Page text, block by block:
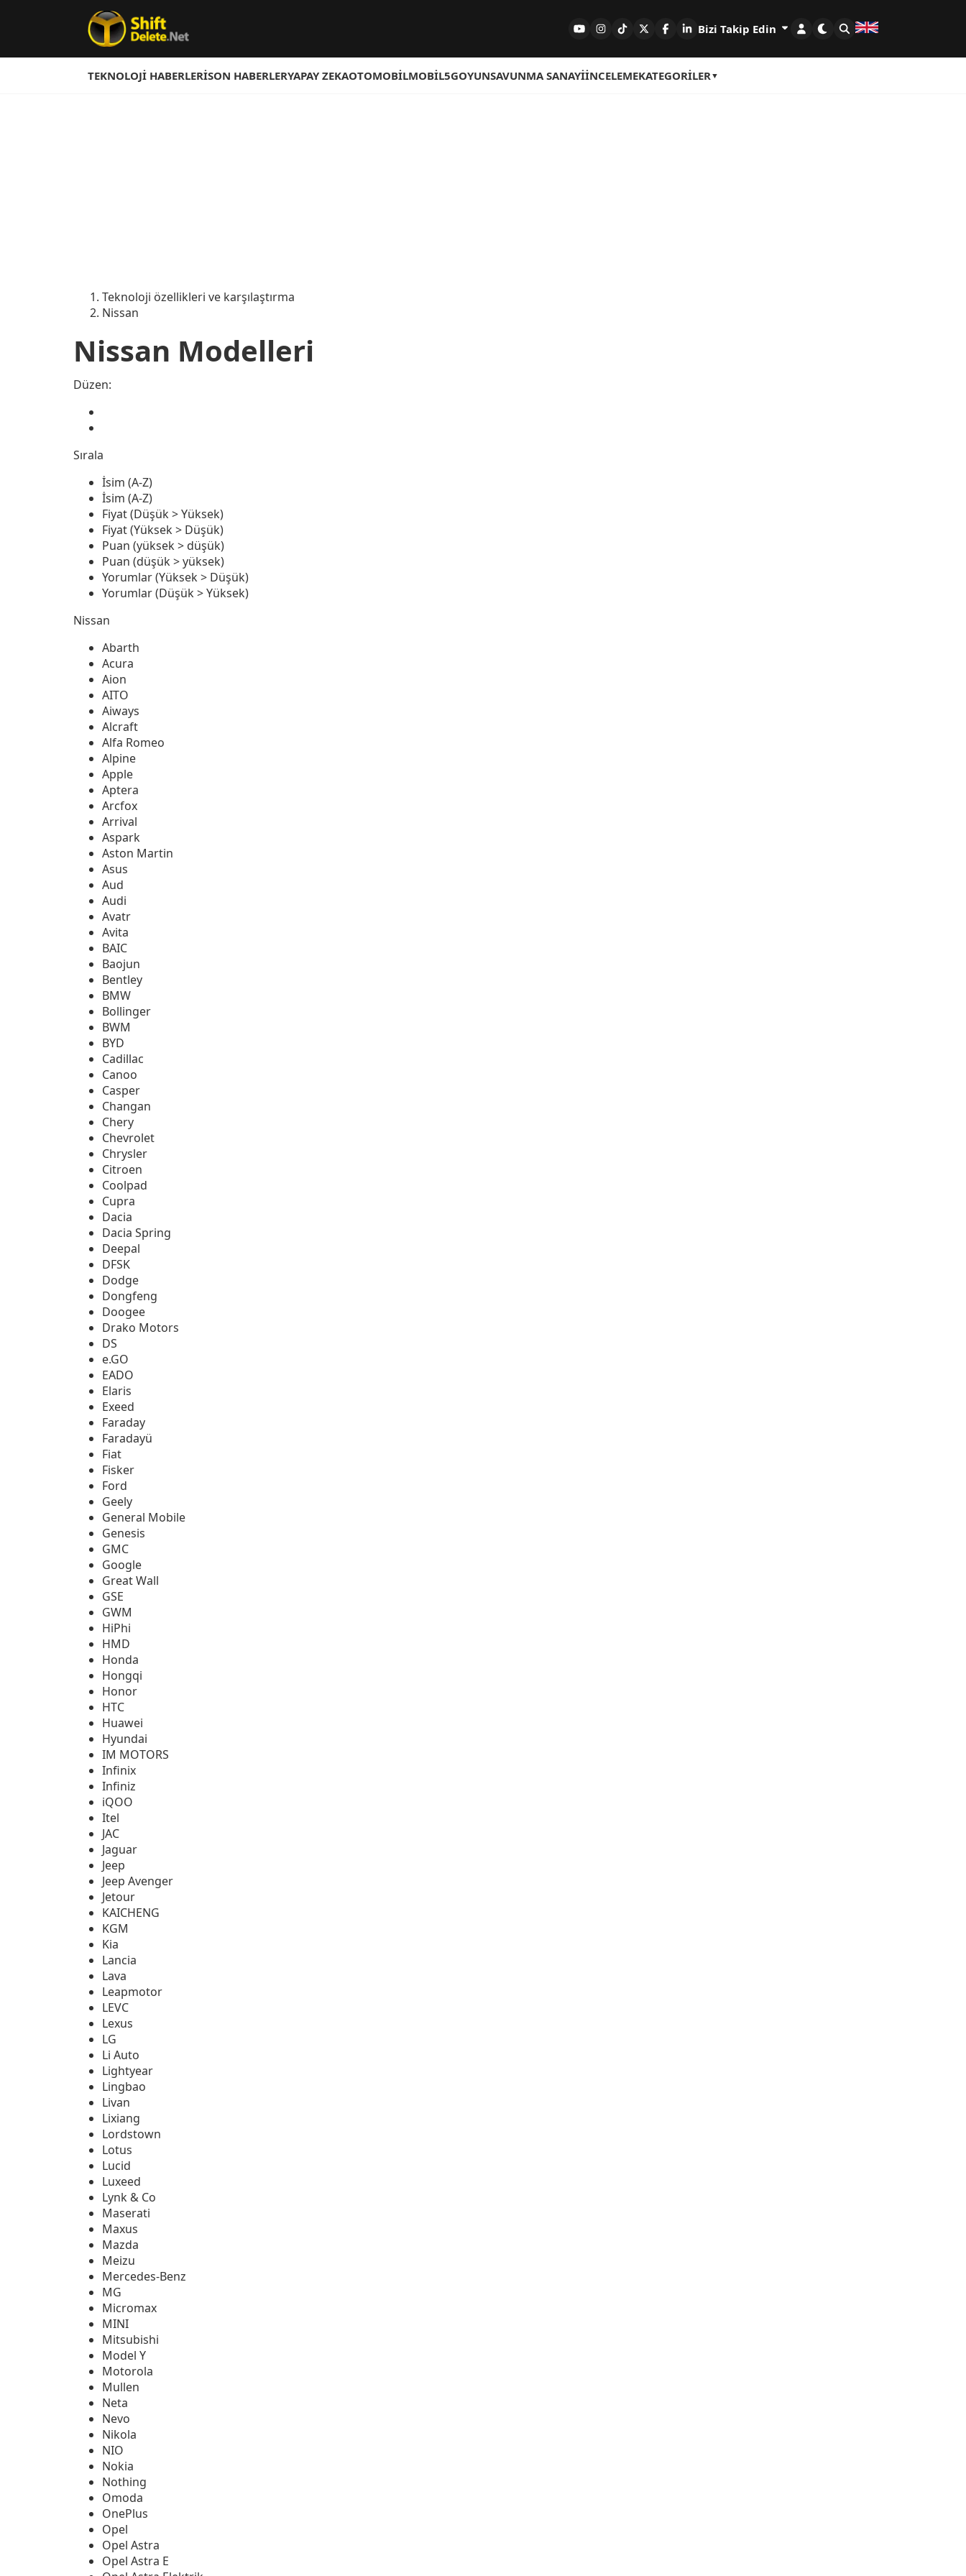
Bizi Takip Edin
TEKNOLOJI HABERLERISON HABERLERYAPAY ZEKAOTOMOBILMOBIL5GOYUNSAVUNMA SANAYIİNCELEMEKATEGORILER
Teknoloji özellikleri ve karşılaştırma
Nissan
Nissan Modelleri
Düzen:
Sırala
İsim (A-Z)
İsim (A-Z)
Fiyat (Düşük > Yüksek)
Fiyat (Yüksek > Düşük)
Puan (yüksek > düşük)
Puan (düşük > yüksek)
Yorumlar (Yüksek > Düşük)
Yorumlar (Düşük > Yüksek)
Nissan
Abarth
Acura
Aion
AITO
Aiways
Alcraft
Alfa Romeo
Alpine
Apple
Aptera
Arcfox
Arrival
Aspark
Aston Martin
Asus
Aud
Audi
Avatr
Avita
BAIC
Baojun
Bentley
BMW
Bollinger
BWM
BYD
Cadillac
Canoo
Casper
Changan
Chery
Chevrolet
Chrysler
Citroen
Coolpad
Cupra
Dacia
Dacia Spring
Deepal
DFSK
Dodge
Dongfeng
Doogee
Drako Motors
DS
e.GO
EADO
Elaris
Exeed
Faraday
Faradayü
Fiat
Fisker
Ford
Geely
General Mobile
Genesis
GMC
Google
Great Wall
GSE
GWM
HiPhi
HMD
Honda
Hongqi
Honor
HTC
Huawei
Hyundai
IM MOTORS
Infinix
Infiniz
iQOO
Itel
JAC
Jaguar
Jeep
Jeep Avenger
Jetour
KAICHENG
KGM
Kia
Lancia
Lava
Leapmotor
LEVC
Lexus
LG
Li Auto
Lightyear
Lingbao
Livan
Lixiang
Lordstown
Lotus
Lucid
Luxeed
Lynk & Co
Maserati
Maxus
Mazda
Meizu
Mercedes-Benz
MG
Micromax
MINI
Mitsubishi
Model Y
Motorola
Mullen
Neta
Nevo
Nikola
NIO
Nokia
Nothing
Omoda
OnePlus
Opel
Opel Astra
Opel Astra E